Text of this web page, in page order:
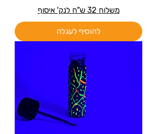
משלוח 32 ש"ח לנק' איסוף
להוסיף לעגלה